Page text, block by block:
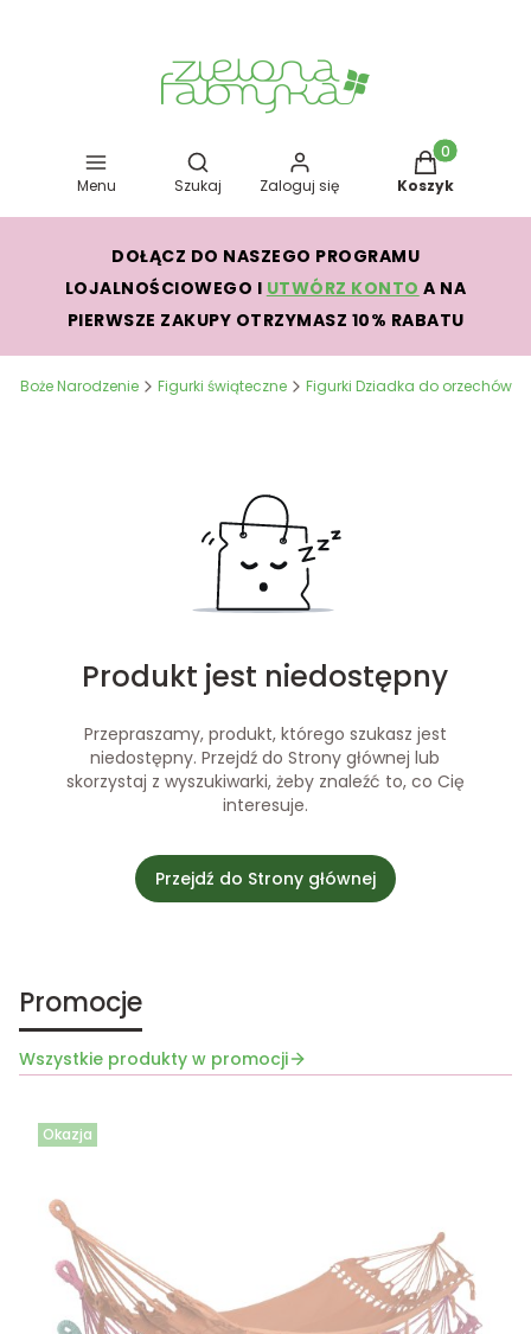
Menu
Otwórz wyszukiwarkę
Szukaj Zaloguj się
Produkty w
Koszyk
DOŁĄCZ DO NASZEGO PROGRAMU
LOJALNOŚCIOWEGO I UTWÓRZ KONTO A NA
PIERWSZE ZAKUPY OTRZYMASZ 10% RABATU
Boże Narodzenie Figurki świąteczne Figurki Dziadka do orzechów
Produkt jest niedostępny
Przepraszamy, produkt, którego szukasz jest
niedostępny. Przejdź do Strony głównej lub
skorzystaj z wyszukiwarki, żeby znaleźć to, co Cię
interesuje.
Przejdź do Strony głównej
Promocje
Wszystkie produkty w promocji
Okazja